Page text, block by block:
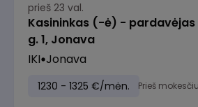
prieš 23 val.
Kasininkas (-ė) -
g. 1, Jonava
IKI Jonava
1230 - 1325 €/mėn. Prieš